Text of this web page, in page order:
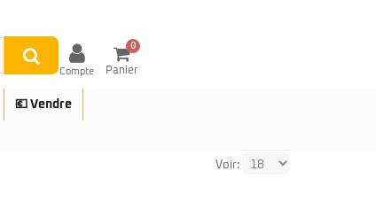
Compte
0
Panier
💶 Vendre
Voir: